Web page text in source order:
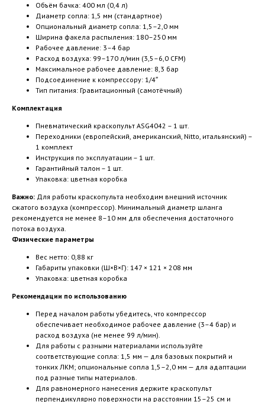
Объём бачка: 400 мл (0,4 л)
Диаметр сопла: 1,5 мм (стандартное)
Опциональный диаметр сопла: 1,5–2,0 мм
Ширина факела распыления: 180–250 мм
Рабочее давление: 3–4 бар
Расход воздуха: 99–170 л/мин (3,5–6,0 CFM)
Максимальное рабочее давление: 8,3 бар
Подсоединение к компрессору: 1/4″
Тип питания: Гравитационный (самотёчный)
Комплектация
Пневматический краскопульт ASG4042 – 1 шт.
Переходники (европейский, американский, Nitto, итальянский) –
1 комплект
Инструкция по эксплуатации – 1 шт.
Гарантийный талон – 1 шт.
Упаковка: цветная коробка
Важно: Для работы краскопульта необходим внешний источник
сжатого воздуха (компрессор). Минимальный диаметр шланга
рекомендуется не менее 8–10 мм для обеспечения достаточного
потока воздуха.
Физические параметры
Вес нетто: 0,88 кг
Габариты упаковки (Ш×В×Г): 147 × 121 × 208 мм
Упаковка: цветная коробка
Рекомендации по использованию
Перед началом работы убедитесь, что компрессор
обеспечивает необходимое рабочее давление (3–4 бар) и
расход воздуха (не менее 99 л/мин).
Для работы с разными материалами используйте
соответствующие сопла: 1,5 мм — для базовых покрытий и
тонких ЛКМ; опциональные сопла 1,5–2,0 мм — для адаптации
под разные типы материалов.
Для равномерного нанесения держите краскопульт
перпендикулярно поверхности на расстоянии 15–25 см и